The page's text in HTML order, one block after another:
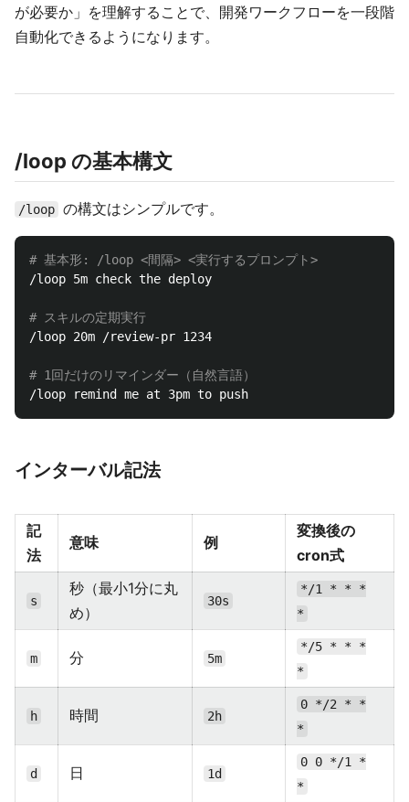
が必要か」を理解することで、開発ワークフローを一段階
自動化できるようになります。
/loop の基本構文
/loop の構文はシンプルです。
# 基本形: /loop <間隔> <実行するプロンプト>
/loop 5m check the deploy
# スキルの定期実行
/loop 20m /review-pr 1234
# 1回だけのリマインダー（自然言語）
インターバル記法
記
法
意味 例
変換後の
cron式
s
秒（最小1分に丸
め）
30s
*/1 * * *
*
m 分 5m
*/5 * * *
*
h 時間 2h
0 */2 * *
*
d 日 1d
0 0 */1 *
*